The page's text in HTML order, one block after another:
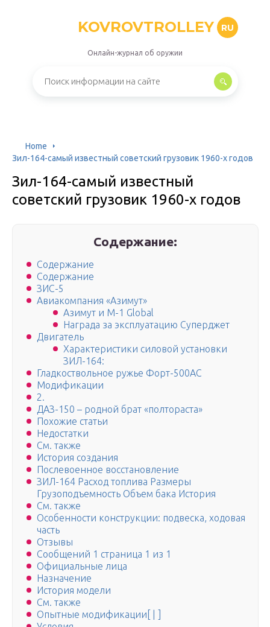
KOVROVTROLLEY RU
Онлайн-журнал об оружии
Home
Зил-164-самый известный советский грузовик 1960-х годов
Зил-164-самый известный
советский грузовик 1960-х годов
Содержание:
Содержание
Содержание
ЗИС-5
Авиакомпания «Азимут»
Азимут и M-1 Global
Награда за эксплуатацию Суперджет
Двигатель
Характеристики силовой установки
ЗИЛ-164:
Гладкоствольное ружье Форт-500АC
Модификации
2.
ДАЗ-150 – родной брат «полтораста»
Похожие статьи
Недостатки
См. также
История создания
Послевоенное восстановление
ЗИЛ-164 Расход топлива Размеры
Грузоподъемность Объем бака История
См. также
Особенности конструкции: подвеска, ходовая
часть
Отзывы
Сообщений 1 страница 1 из 1
Официальные лица
Назначение
История модели
См. также
Опытные модификации[ | ]